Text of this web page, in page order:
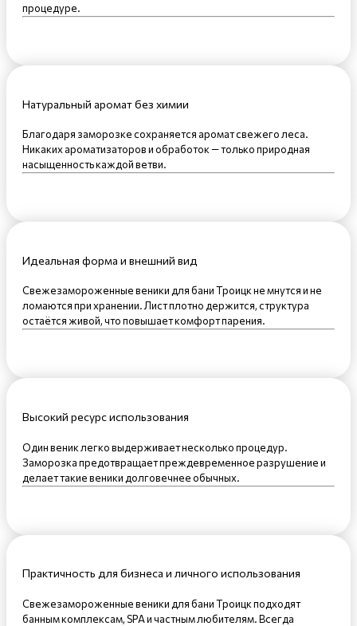
процедуре.
Натуральный аромат без химии
Благодаря заморозке сохраняется аромат свежего леса.
Никаких ароматизаторов и обработок — только природная
насыщенность каждой ветви.
Идеальная форма и внешний вид
Свежезамороженные веники для бани Троицк не мнутся и не
ломаются при хранении. Лист плотно держится, структура
остаётся живой, что повышает комфорт парения.
Высокий ресурс использования
Один веник легко выдерживает несколько процедур.
Заморозка предотвращает преждевременное разрушение и
делает такие веники долговечнее обычных.
Практичность для бизнеса и личного использования
Свежезамороженные веники для бани Троицк подходят
банным комплексам, SPA и частным любителям. Всегда